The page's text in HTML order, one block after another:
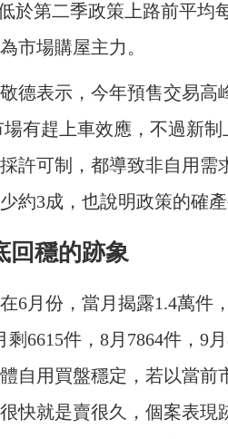
於第二季政策上路前平均
市場購屋主力。
德表示，今年預售交易高
有趕上車效應，不過新
許可制，都導致非自用需
約3成，也說明政策的確產
回穩的跡象
6月份，當月揭露1.4萬件
6615件，8月7864件，9
自用買盤穩定，若以當前
快就是賣很久，個案表現